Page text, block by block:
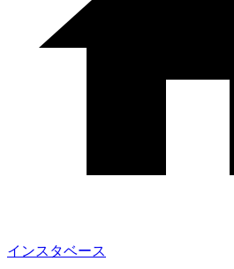
インスタベース